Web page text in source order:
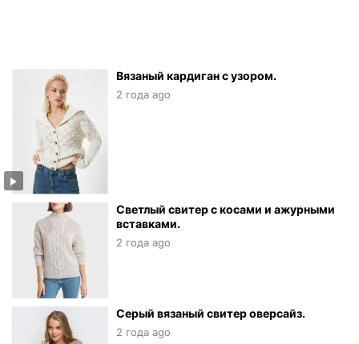
Вязаный кардиган с узором.
2 года ago
Светлый свитер с косами и ажурными
вставками.
2 года ago
Серый вязаный свитер оверсайз.
2 года ago